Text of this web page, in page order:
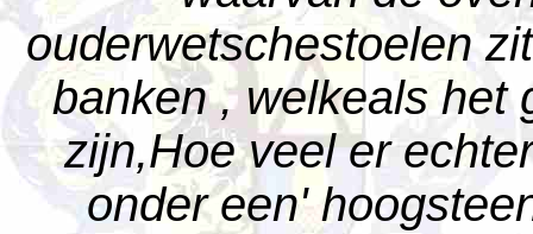
ouderwetschestoelen
banken , welkeals het
zijn,Hoe veel er
onder een'